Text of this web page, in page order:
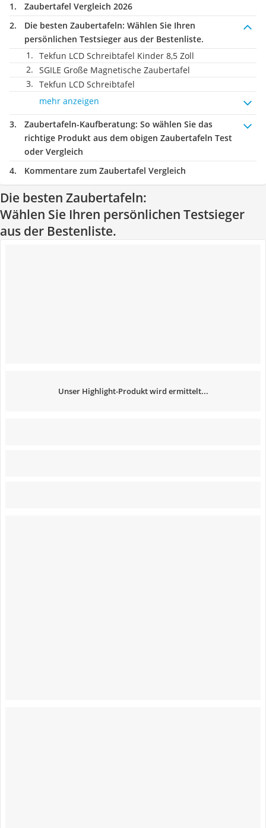
Zaubertafel Vergleich 2026
Die besten Zaubertafeln: Wählen Sie Ihren
persönlichen Testsieger aus der Bestenliste.
Tekfun LCD Schreibtafel Kinder 8,5 Zoll
SGILE Große Magnetische Zaubertafel
Tekfun LCD Schreibtafel
mehr anzeigen
Zaubertafeln-Kaufberatung: So wählen Sie das
richtige Produkt aus dem obigen Zaubertafeln Test
oder Vergleich
Kommentare zum Zaubertafel Vergleich
Die besten Zaubertafeln:
Wählen Sie Ihren persönlichen Testsieger
aus der Bestenliste.
Unser Highlight-Produkt wird ermittelt...